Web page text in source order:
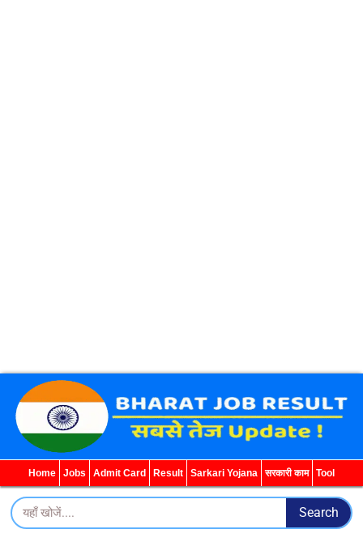
Home Jobs Admit Card Result Sarkari Yojana सरकारी काम Tool
Search Search